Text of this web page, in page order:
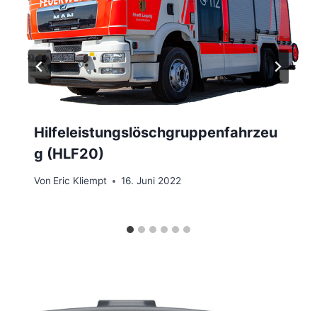
Hilfeleistungslöschgruppenfahrzeu
g (HLF20)
Von Eric Kliempt 16. Juni 2022